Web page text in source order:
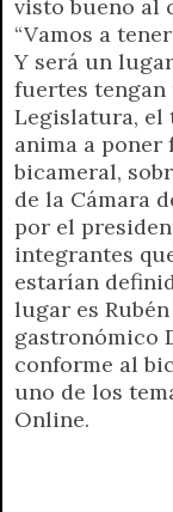
visto bueno al
“Vamos a
Y será un
fuertes tengan
Legislatura, el
anima a poner
bicameral,
de la Cámara
por el
integrantes
estarían
lugar es
gastronómico
conforme al
uno de los
Online.